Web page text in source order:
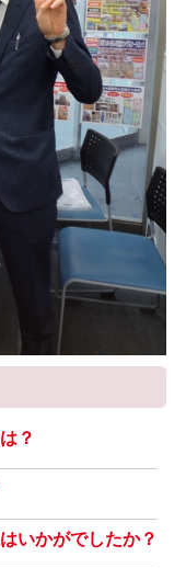
？
いかがでしたか？